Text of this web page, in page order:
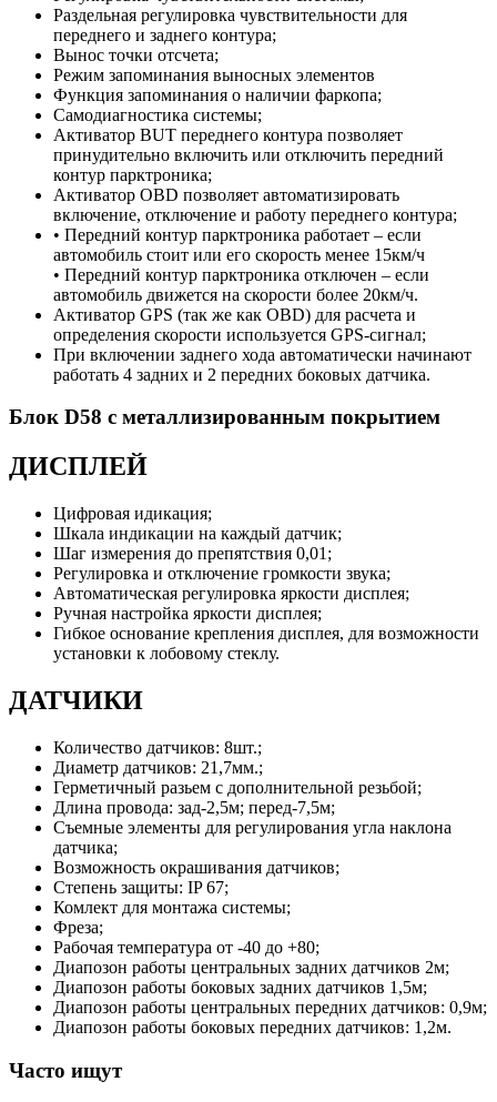
Раздельная регулировка чувствительности для
переднего и заднего контура;
Вынос точки отсчета;
Режим запоминания выносных элементов
Функция запоминания о наличии фаркопа;
Самодиагностика системы;
Активатор BUT переднего контура позволяет
принудительно включить или отключить передний
контур парктроника;
Активатор OBD позволяет автоматизировать
включение, отключение и работу переднего контура;
• Передний контур парктроника работает – если
автомобиль стоит или его скорость менее 15км/ч
• Передний контур парктроника отключен – если
автомобиль движется на скорости более 20км/ч.
Активатор GPS (так же как OBD) для расчета и
определения скорости используется GPS-сигнал;
При включении заднего хода автоматически начинают
работать 4 задних и 2 передних боковых датчика.
Блок D58 с металлизированным покрытием
ДИСПЛЕЙ
Цифровая идикация;
Шкала индикации на каждый датчик;
Шаг измерения до препятствия 0,01;
Регулировка и отключение громкости звука;
Автоматическая регулировка яркости дисплея;
Ручная настройка яркости дисплея;
Гибкое основание крепления дисплея, для возможности
установки к лобовому стеклу.
ДАТЧИКИ
Количество датчиков: 8шт.;
Диаметр датчиков: 21,7мм.;
Герметичный разьем с дополнительной резьбой;
Длина провода: зад-2,5м; перед-7,5м;
Съемные элементы для регулирования угла наклона
датчика;
Возможность окрашивания датчиков;
Степень защиты: IP 67;
Комлект для монтажа системы;
Фреза;
Рабочая температура от -40 до +80;
Диапозон работы центральных задних датчиков 2м;
Диапозон работы боковых задних датчиков 1,5м;
Диапозон работы центральных передних датчиков: 0,9м;
Диапозон работы боковых передних датчиков: 1,2м.
Часто ищут